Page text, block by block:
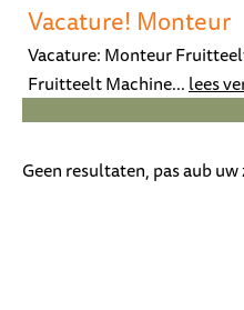
Vacature! Monteur
Vacature: Monteur
Fruitteelt Machine...lees
Geen resultaten, pas aub